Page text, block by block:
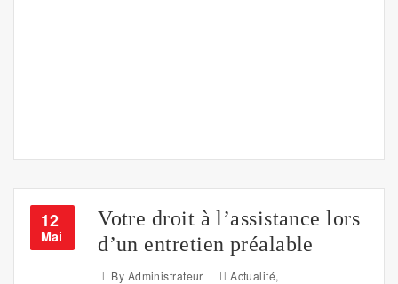
12
Mai
Votre droit à l’assistance lors
d’un entretien préalable
By Administrateur Actualité,